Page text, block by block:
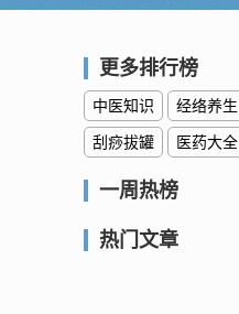
更多排行榜
中医知识 经络养生
刮痧拔罐 医药大全
一周热榜
热门文章